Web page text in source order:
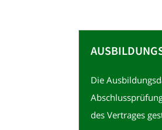
Die
des Vertrages